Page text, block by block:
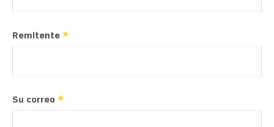
Remitente *
Su correo *